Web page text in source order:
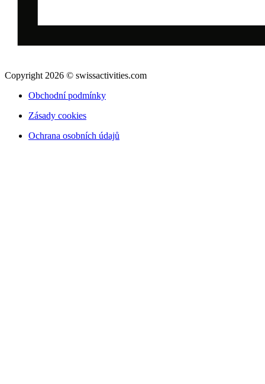
Copyright 2026 © swissactivities.com
Obchodní podmínky
Zásady cookies
Ochrana osobních údajů